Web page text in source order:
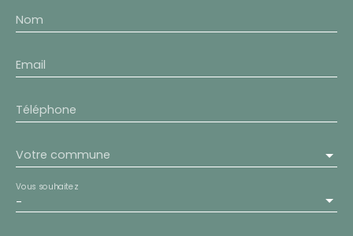
Nom
Email
Téléphone
Votre commune
-
Vous souhaitez